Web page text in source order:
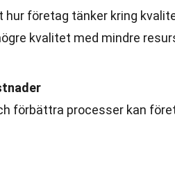
företag tänker kring
kvalitet med mindre
förbättra processer kan